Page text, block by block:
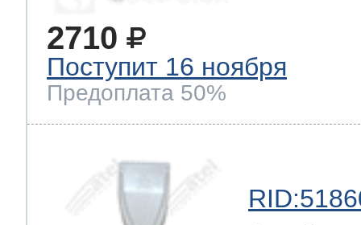
2710
Поступит 16 ноября
Предоплата 50%